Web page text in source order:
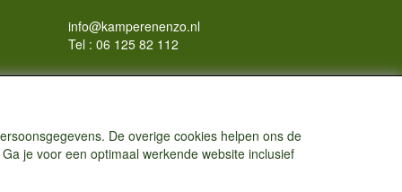
info@kamperenenzo.nl
Tel : 06 125 82 112
Handelend onder
De overige cookies helpen ons de
je voor een optimaal werkende website inclusief